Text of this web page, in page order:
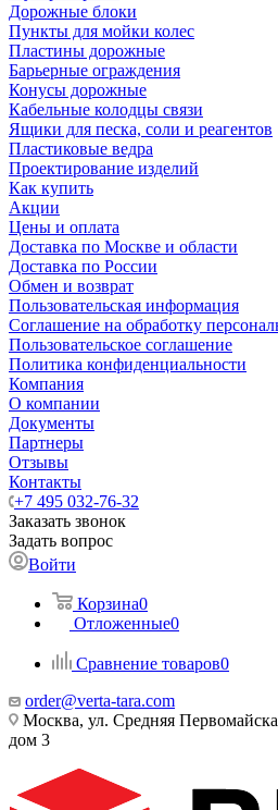
Дорожные блоки
Пункты для мойки колес
Пластины дорожные
Барьерные ограждения
Конусы дорожные
Кабельные колодцы связи
Ящики для песка, соли и реагентов
Пластиковые ведра
Проектирование изделий
Как купить
Акции
Цены и оплата
Доставка по Москве и области
Доставка по России
Обмен и возврат
Пользовательская информация
Соглашение на обработку
Пользовательское соглашение
Политика конфиденциальности
Компания
О компании
Документы
Партнеры
Отзывы
Контакты
+7 495 032-76-32
Заказать звонок
Задать вопрос
Войти
Корзина0
Отложенные0
Сравнение товаров0
order@verta-tara.com
Москва, ул. Средняя
дом 3